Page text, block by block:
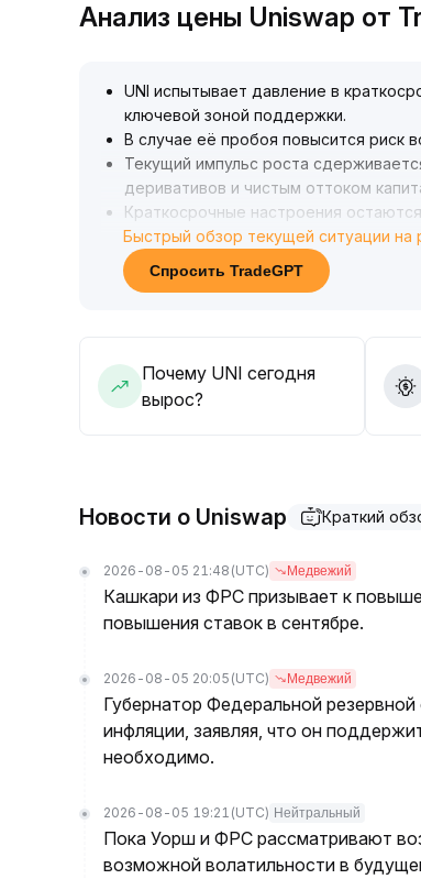
Анализ цены Uniswap от
UNI испытывает давление в
ключевой зоной поддержки.
В случае её пробоя повысится риск
Текущий импульс роста
деривативов и чистым оттоком
Краткосрочные настроения
В среднесрочной и долгосрочной
его функциональности усиливают
В совокупности с
В случае смягчения
постепенно формировать
Быстрый обзор текущей ситуации на
Спросить TradeGPT
Почему UNI сегодня
вырос?
Новости о Uniswap Краткий
2026-08-05 21:48 (UTC) Медвежий
Кашкари из ФРС призывает к
повышения ставок в сентябре.
2026-08-05 20:05 (UTC) Медвежий
Губернатор Федеральной
инфляции, заявляя, что он
необходимо.
2026-08-05 19:21 (UTC) Нейтральный
Пока Уорш и ФРС рассматривают
возможной волатильности в